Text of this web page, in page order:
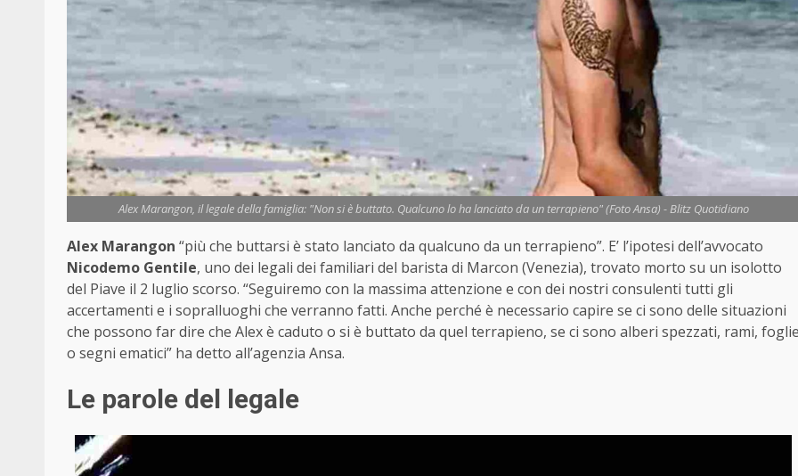
Alex Marangon, il legale della famiglia: "Non si è buttato. Qualcuno lo ha lanciato da un terrapieno" (Foto Ansa) - Blitz Quotidiano
Alex Marangon “più che buttarsi è stato lanciato da qualcuno da un terrapieno”. E’ l’ipotesi dell’avvocato
Nicodemo Gentile, uno dei legali dei familiari del barista di Marcon (Venezia), trovato morto su un isolotto
del Piave il 2 luglio scorso. “Seguiremo con la massima attenzione e con dei nostri consulenti tutti gli
accertamenti e i sopralluoghi che verranno fatti. Anche perché è necessario capire se ci sono delle situazioni
che possono far dire che Alex è caduto o si è buttato da quel terrapieno, se ci sono alberi spezzati, rami,
o segni ematici” ha detto all’agenzia Ansa.
Le parole del legale